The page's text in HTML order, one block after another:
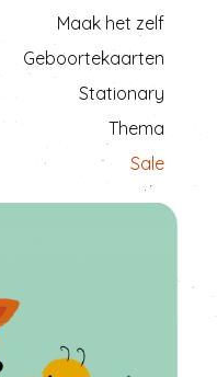
Maak het zelf
Geboortekaarten
Stationary
Thema
Sale